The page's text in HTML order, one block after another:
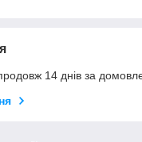
14 днів за